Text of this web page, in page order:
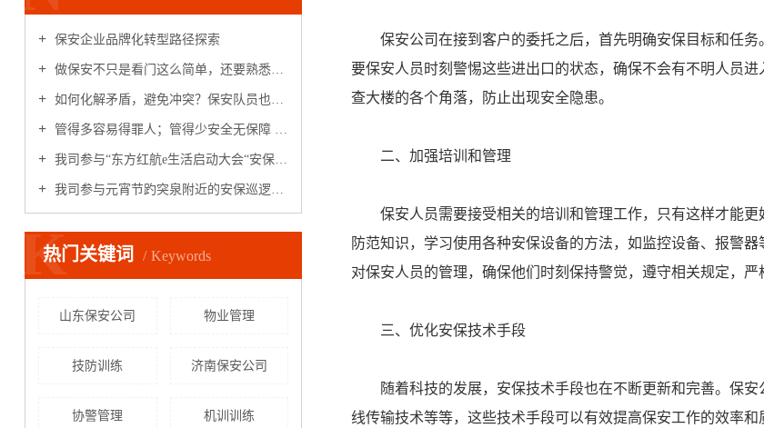
保安企业品牌化转型路径探索
做保安不只是看门这么简单，还要熟悉这些消防器材
如何化解矛盾，避免冲突？保安队员也要学点基本法律知识
管得多容易得罪人；管得少安全无保障 保安和业主，如何和谐共处？
我司参与“东方红航e生活启动大会“安保工作
我司参与元宵节趵突泉附近的安保巡逻任务并受领导表扬
热门关键词 Keywords
K
山东保安公司 物业管理
技防训练 济南保安公司
协警管理 机训训练
保安公司在接到客户的委托之后，首先明确安保目标和任
要保安人员时刻警惕这些进出口的状态，确保不会有不明人员
查大楼的各个角落，防止出现安全隐患。
二、加强培训和管理
保安人员需要接受相关的培训和管理工作，只有这样才能
防范知识，学习使用各种安保设备的方法，如监控设备、报警
对保安人员的管理，确保他们时刻保持警觉，遵守相关规定，严
三、优化安保技术手段
随着科技的发展，安保技术手段也在不断更新和完善。保
线传输技术等等，这些技术手段可以有效提高保安工作的效率